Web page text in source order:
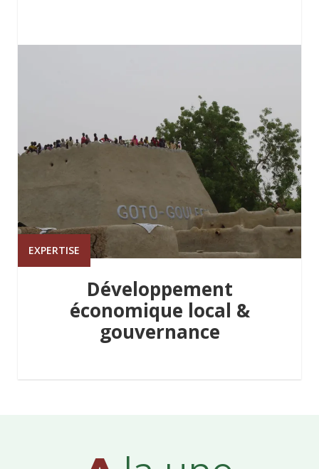
EXPERTISE
Développement
économique local &
gouvernance